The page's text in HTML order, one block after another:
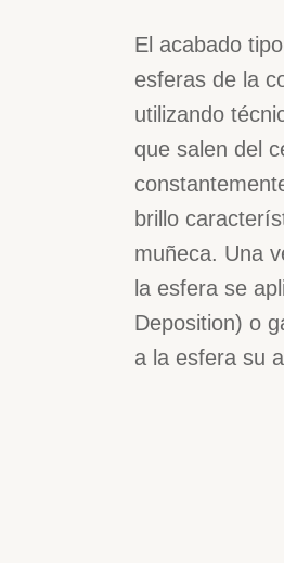
El acabado
esferas de la
utilizando
que salen del
brillo
muñeca. Una
la esfera se
Deposition) o
a la esfera su